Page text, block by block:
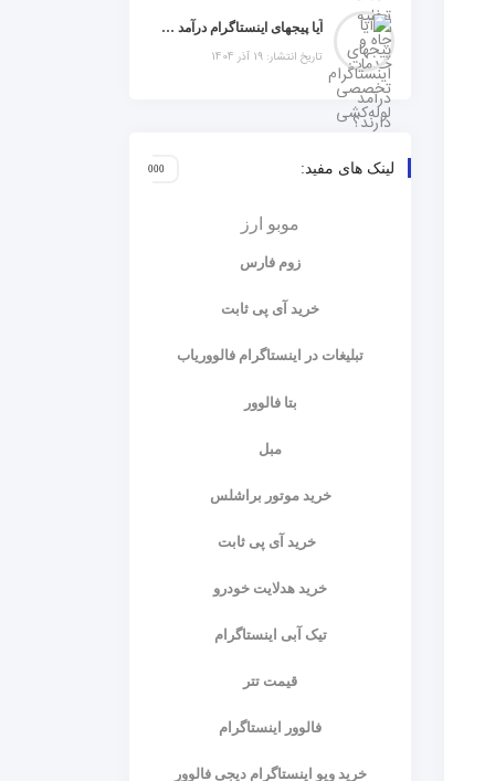
آیا پیجهای اینستاگرام درآمد دارند؟ راز موفقیت با استراتژی هوشمندانه
تاریخ انتشار: 19 آذر 1404
لینک های مفید:
موبو ارز
زوم فارس
خرید آی پی ثابت
تبلیغات در اینستاگرام فالووریاب
بتا فالوور
مبل
خرید موتور براشلس
خرید آی پی ثابت
خرید هدلایت خودرو
تیک آبی اینستاگرام
قیمت تتر
فالوور اینستاگرام
خرید ویو اینستاگرام دیجی فالوور